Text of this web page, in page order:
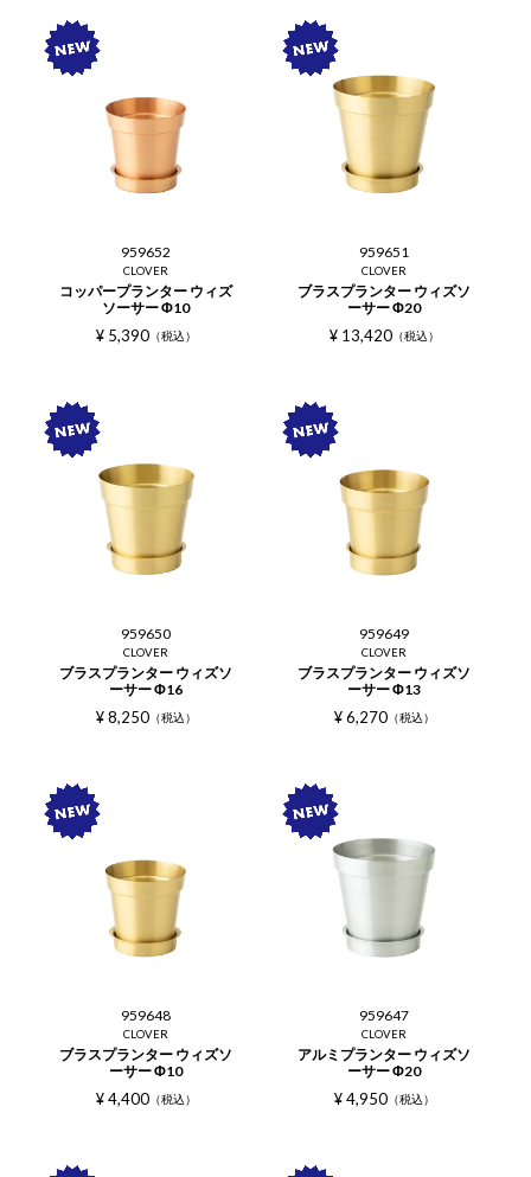
959652
CLOVER
コッパープランター ウィズ
ソーサー Φ10
¥ 5,390 税込
959651
CLOVER
ブラスプランター ウィズソ
ーサー Φ20
¥ 13,420 税込
959650
CLOVER
ブラスプランター ウィズソ
ーサー Φ16
¥ 8,250 税込
959649
CLOVER
ブラスプランター ウィズソ
ーサー Φ13
¥ 6,270 税込
959648
CLOVER
ブラスプランター ウィズソ
ーサー Φ10
¥ 4,400 税込
959647
CLOVER
アルミプランター ウィズソ
ーサー Φ20
¥ 4,950 税込